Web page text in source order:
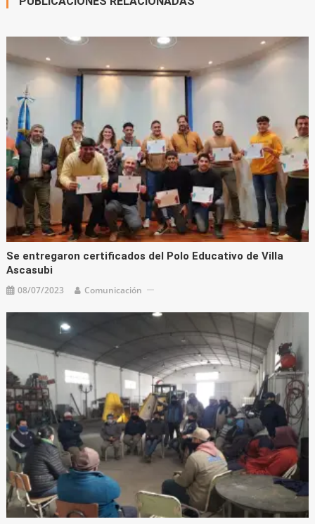
Se entregaron certificados del Polo Educativo de Villa
Ascasubi
08/07/2023 Comunicación